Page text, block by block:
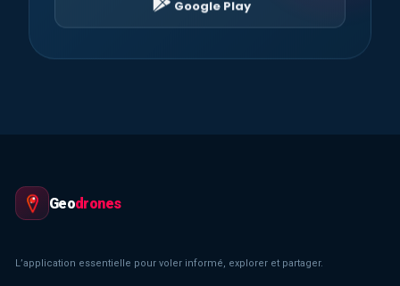
Google Play
Geodrones
L’application essentielle pour voler informé, explorer et partager.